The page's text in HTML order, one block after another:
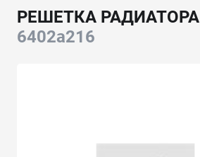
РЕШЕТКА РАДИАТОРА
6402a216